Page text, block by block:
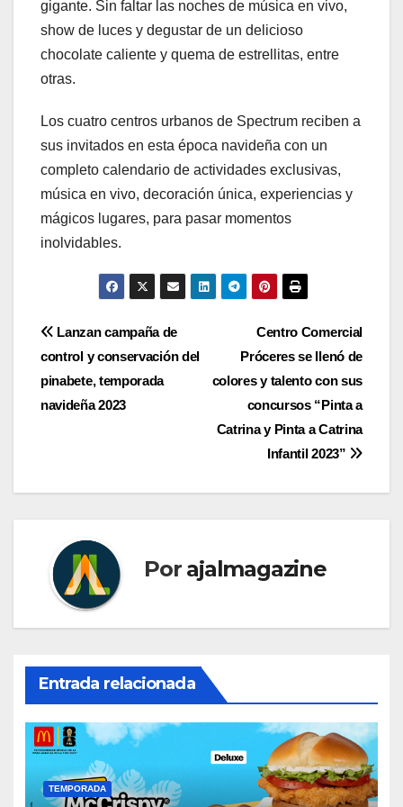
gigante. Sin faltar las noches de música en vivo,
show de luces y degustar de un delicioso
chocolate caliente y quema de estrellitas, entre
otras.
Los cuatro centros urbanos de Spectrum reciben a
sus invitados en esta época navideña con un
completo calendario de actividades exclusivas,
música en vivo, decoración única, experiencias y
mágicos lugares, para pasar momentos
inolvidables.
Navegación
de
entradas
Centro Comercial
Próceres se llenó de
colores y talento con sus
concursos “Pinta a
Catrina y Pinta a Catrina
Infantil 2023”
Lanzan campaña de
control y conservación del
pinabete, temporada
navideña 2023
Por ajalmagazine
Entrada relacionada
TEMPORADA